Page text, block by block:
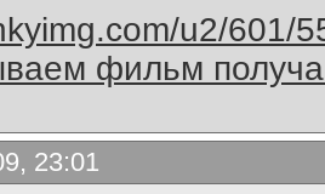
u2/601/
фильм
23:01